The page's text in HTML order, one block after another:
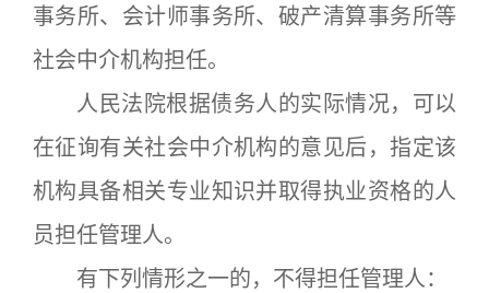
事务所、会计师事务所、破产清算事务所等
社会中介机构担任。
人民法院根据债务人的实际情况，可以
在征询有关社会中介机构的意见后，指定该
机构具备相关专业知识并取得执业资格的人
员担任管理人。
有下列情形之一的，不得担任管理人：